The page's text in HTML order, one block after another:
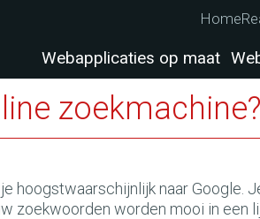
Home
Webapplicaties op maat
zoekmachine?
hoogstwaarschijnlijk naar Google.
zoekwoorden worden mooi in een